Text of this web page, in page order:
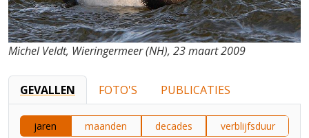
Michel Veldt, Wieringermeer (NH), 23 maart 2009
GEVALLEN FOTO'S PUBLICATIES
jaren maanden decades verblijfsduur